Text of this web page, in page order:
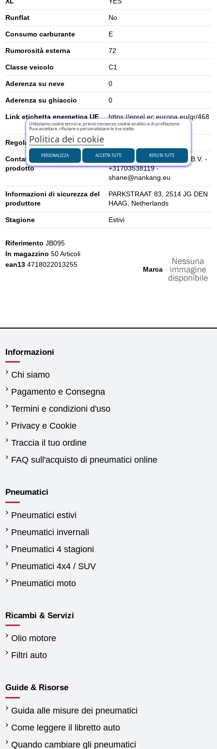
Runflat No
Consumo carburante E
Rumorosità esterna 72
Classe veicolo C1
Aderenza su neve 0
Aderenza su ghiaccio 0
Link etichetta energetica UE
https://eprel.ec.europa.eu/qr/468
834
Regolamento UE (2020/740)
Contatti per la sicurezza del
prodotto
Nankang Tire Netherlands B.V. -
+31703538119 -
shane@nankang.eu
Informazioni di sicurezza del
produttore
PARKSTRAAT 83, 2514 JG DEN
HAAG, Netherlands
Stagione Estivi
Marca
Riferimento JB095
In magazzino 50 Articoli
ean13 4718022013255
Informazioni
Chi siamo
Pagamento e Consegna
Termini e condizioni d'uso
Privacy e Cookie
Traccia il tuo ordine
FAQ sull'acquisto di pneumatici online
Pneumatici
Pneumatici estivi
Pneumatici invernali
Pneumatici 4 stagioni
Pneumatici 4x4 / SUV
Pneumatici moto
Ricambi & Servizi
Olio motore
Filtri auto
Guide & Risorse
Guida alle misure dei pneumatici
Come leggere il libretto auto
Quando cambiare gli pneumatici
Utilizziamo cookie tecnici e, previo consenso, cookie analitici e di profilazione.
Puoi accettare, rifiutare o personalizzare le tue scelte.
Politica dei cookie
PERSONALIZZA RIFIUTA TUTTI
ACCETTA TUTTI